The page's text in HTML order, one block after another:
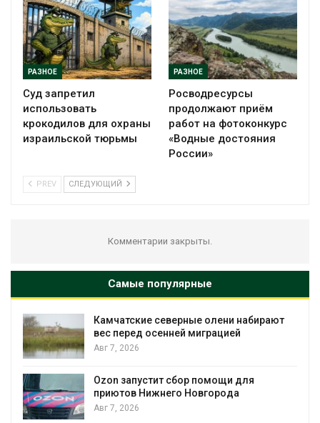
РАЗНОЕ
Суд запретил
использовать
крокодилов для охраны
израильской тюрьмы
РАЗНОЕ
Росводресурсы
продолжают приём
работ на фотоконкурс
«Водные достояния
России»
PREV СЛЕДУЮЩИЙ
Комментарии закрыты.
Самые популярные
Камчатские северные олени набирают
вес перед осенней миграцией
Авг 7, 2026
Ozon запустит сбор помощи для
приютов Нижнего Новгорода
Авг 7, 2026